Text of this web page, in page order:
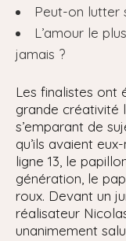
Peut-on lutter
L’amour le
jamais ?
Les finalistes ont
grande créativité
s’emparant de
qu’ils avaient
ligne 13, le
génération, le
roux. Devant un
réalisateur
unanimement